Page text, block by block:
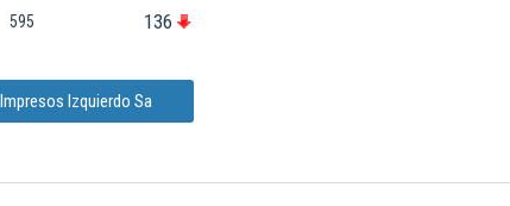
595 136
Izquierdo Sa